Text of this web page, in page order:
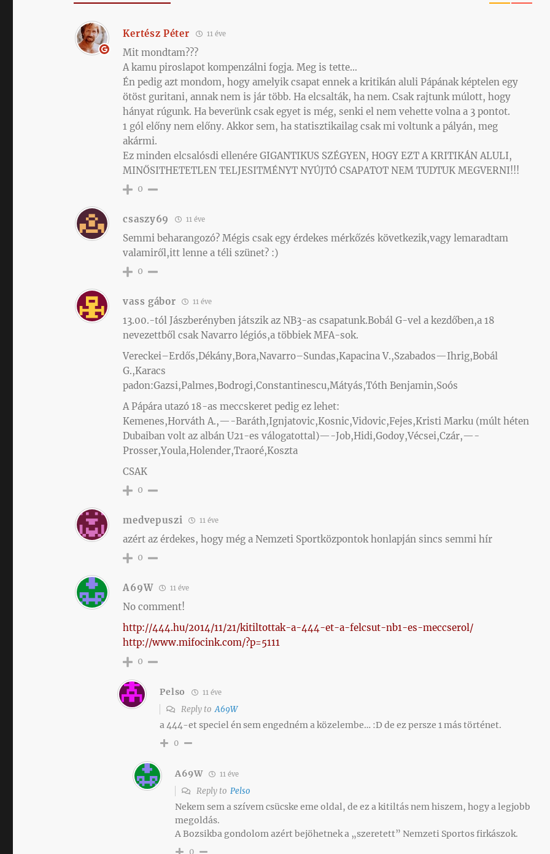
Kertész Péter 11 éve
Mit mondtam???
A kamu piroslapot kompenzálni fogja. Meg is tette…
Én pedig azt mondom, hogy amelyik csapat ennek a kritikán aluli Pápának képtelen egy
ötöst guritani, annak nem is jár több. Ha elcsalták, ha nem. Csak rajtunk múlott, hogy
hányat rúgunk. Ha beverünk csak egyet is még, senki el nem vehette volna a 3 pontot.
1 gól előny nem előny. Akkor sem, ha statisztikailag csak mi voltunk a pályán, meg
akármi.
Ez minden elcsalósdi ellenére GIGANTIKUS SZÉGYEN, HOGY EZT A KRITIKÁN ALULI,
MINŐSITHETETLEN TELJESITMÉNYT NYÚJTÓ CSAPATOT NEM TUDTUK MEGVERNI!!!
0
csaszy69 11 éve
Semmi beharangozó? Mégis csak egy érdekes mérkőzés következik,vagy lemaradtam
valamiről,itt lenne a téli szünet? :)
0
vass gábor 11 éve
13.00.-tól Jászberényben játszik az NB3-as csapatunk.Bobál G-vel a kezdőben,a 18
nevezettből csak Navarro légiós,a többiek MFA-sok.
Vereckei–Erdős,Dékány,Bora,Navarro–Sundas,Kapacina V.,Szabados—Ihrig,Bobál
G.,Karacs
padon:Gazsi,Palmes,Bodrogi,Constantinescu,Mátyás,Tóth Benjamin,Soós
A Pápára utazó 18-as meccskeret pedig ez lehet:
Kemenes,Horváth A.,—-Baráth,Ignjatovic,Kosnic,Vidovic,Fejes,Kristi Marku (múlt héten
Dubaiban volt az albán U21-es válogatottal)—-Job,Hidi,Godoy,Vécsei,Czár,—-
Prosser,Youla,Holender,Traoré,Koszta
CSAK
0
medvepuszi 11 éve
azért az érdekes, hogy még a Nemzeti Sportközpontok honlapján sincs semmi hír
0
A69W 11 éve
No comment!
http://444.hu/2014/11/21/kitiltottak-a-444-et-a-felcsut-nb1-es-meccserol/
http://www.mifocink.com/?p=5111
0
Pelso 11 éve
Reply toA69W
a 444-et speciel én sem engedném a közelembe… :D de ez persze 1 más történet.
0
A69W 11 éve
Reply toPelso
Nekem sem a szívem csücske eme oldal, de ez a kitiltás nem hiszem, hogy a legjobb
megoldás.
A Bozsikba gondolom azért bejöhetnek a „szeretett” Nemzeti Sportos firkászok.
0